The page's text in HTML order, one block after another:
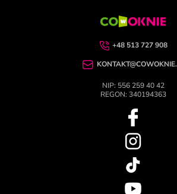
+48 513 727 908
NIP: 556 259 40 42
REGON: 340194363